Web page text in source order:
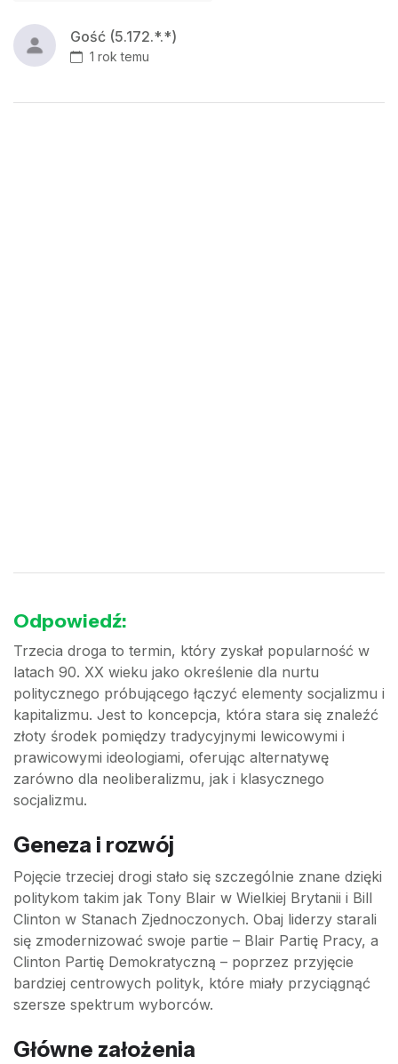
Gość (5.172.*.*)
1 rok temu
Odpowiedź:
Trzecia droga to termin, który zyskał popularność w
latach 90. XX wieku jako określenie dla nurtu
politycznego próbującego łączyć elementy socjalizmu i
kapitalizmu. Jest to koncepcja, która stara się znaleźć
złoty środek pomiędzy tradycyjnymi lewicowymi i
prawicowymi ideologiami, oferując alternatywę
zarówno dla neoliberalizmu, jak i klasycznego
socjalizmu.
Geneza i rozwój
Pojęcie trzeciej drogi stało się szczególnie znane dzięki
politykom takim jak Tony Blair w Wielkiej Brytanii i Bill
Clinton w Stanach Zjednoczonych. Obaj liderzy starali
się zmodernizować swoje partie – Blair Partię Pracy, a
Clinton Partię Demokratyczną – poprzez przyjęcie
bardziej centrowych polityk, które miały przyciągnąć
szersze spektrum wyborców.
Główne założenia